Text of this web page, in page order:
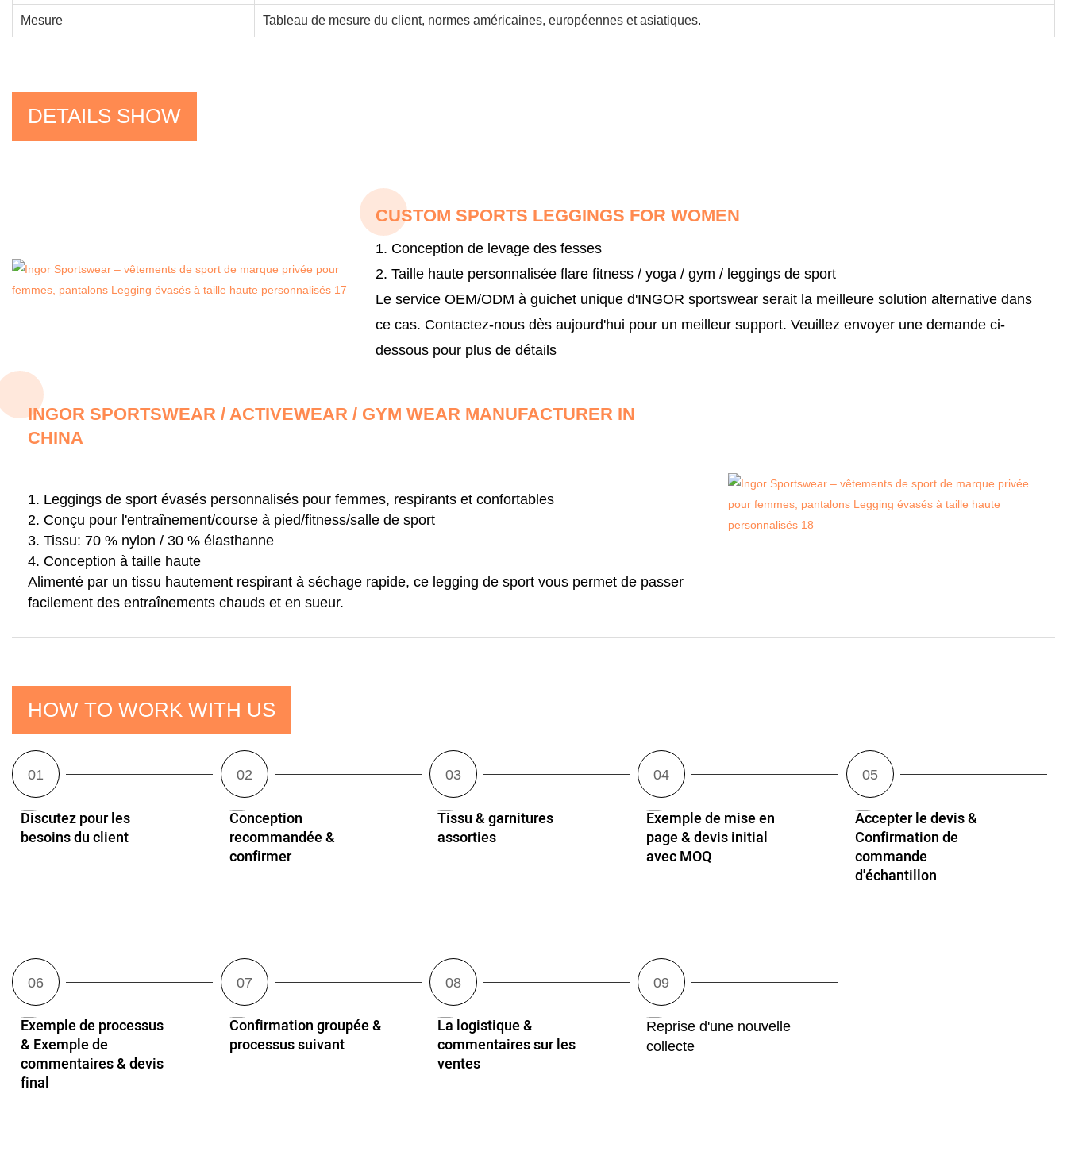
Mesure Tableau de mesure du client, normes américaines, européennes et asiatiques.
DETAILS SHOW
CUSTOM SPORTS LEGGINGS FOR WOMEN
1. Conception de levage des fesses
2. Taille haute personnalisée flare fitness / yoga / gym / leggings de sport
Le service OEM/ODM à guichet unique d'INGOR sportswear serait la meilleure solution alternative dans
ce cas. Contactez-nous dès aujourd'hui pour un meilleur support. Veuillez envoyer une demande ci-
dessous pour plus de détails
INGOR SPORTSWEAR / ACTIVEWEAR / GYM WEAR MANUFACTURER IN
CHINA
1. Leggings de sport évasés personnalisés pour femmes, respirants et confortables
2. Conçu pour l'entraînement/course à pied/fitness/salle de sport
3. Tissu: 70 % nylon / 30 % élasthanne
4. Conception à taille haute
Alimenté par un tissu hautement respirant à séchage rapide, ce legging de sport vous permet de passer
facilement des entraînements chauds et en sueur.
HOW TO WORK WITH US
Discutez pour les
besoins du client
Conception
recommandée &
confirmer
Tissu & garnitures
assorties
Exemple de mise en
page & devis initial
avec MOQ
Accepter le devis &
Confirmation de
commande
d'échantillon
Exemple de processus
& Exemple de
commentaires & devis
final
Confirmation groupée &
processus suivant
La logistique &
commentaires sur les
ventes
Reprise d'une nouvelle
collecte